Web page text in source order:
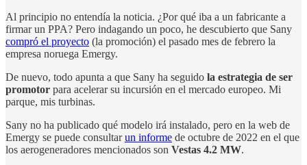
Al principio no entendía la noticia. ¿Por qué iba a un fabricante a
firmar un PPA? Pero indagando un poco, he descubierto que Sany
compró el proyecto (la promoción) el pasado mes de febrero la
empresa noruega Emergy.
De nuevo, todo apunta a que Sany ha seguido la estrategia de ser
promotor para acelerar su incursión en el mercado europeo. Mi
parque, mis turbinas.
Sany no ha publicado qué modelo irá instalado, pero en la web de
Emergy se puede consultarun informe de octubre de 2022 en el que
los aerogeneradores mencionados son Vestas 4.2 MW.